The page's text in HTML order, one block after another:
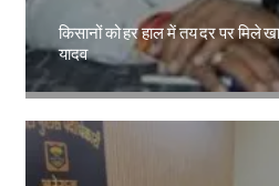
किसानों को हर हाल में तय दर पर मिले
यादव
Amit Lekh